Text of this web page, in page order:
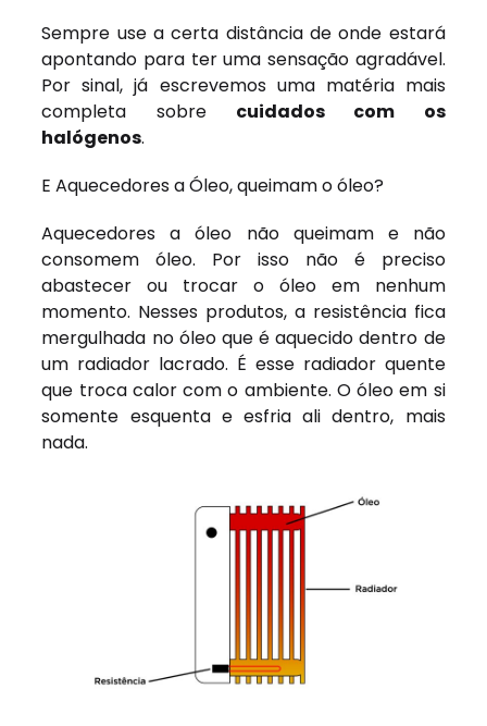
Sempre use a certa distância de onde estará
apontando para ter uma sensação agradável.
Por sinal, já escrevemos uma matéria mais
completa sobre cuidados com os
halógenos.
E Aquecedores a Óleo, queimam o óleo?
Aquecedores a óleo não queimam e não
consomem óleo. Por isso não é preciso
abastecer ou trocar o óleo em nenhum
momento. Nesses produtos, a resistência fica
mergulhada no óleo que é aquecido dentro de
um radiador lacrado. É esse radiador quente
que troca calor com o ambiente. O óleo em si
somente esquenta e esfria ali dentro, mais
nada.